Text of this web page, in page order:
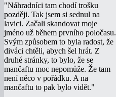
"Náhradníci tam chodí trošku
později. Tak jsem si sednul na
lavici. Začali skandovat moje
jméno už během prvního poločasu.
Svým způsobem to byla radost, že
diváci chtěli, abych šel hrát. Z
druhé stránky, to bylo, že se
mančaftu moc nepomůže. Že tam
není něco v pořádku. A na
mančaftu to pak bylo vidět."